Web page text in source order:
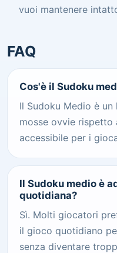
vuoi mantenere
FAQ
Cos'è il Sudoku
Il Sudoku Medio è
mosse ovvie rispetto
accessibile per i
Il Sudoku medio è
quotidiana?
Sì. Molti giocatori
il gioco quotidiano
senza diventare